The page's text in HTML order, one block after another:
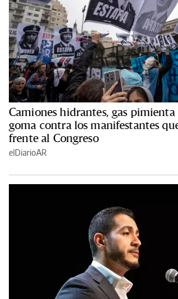
Camiones hidrantes, gas pimienta
goma contra los manifestantes
frente al Congreso
elDiarioAR